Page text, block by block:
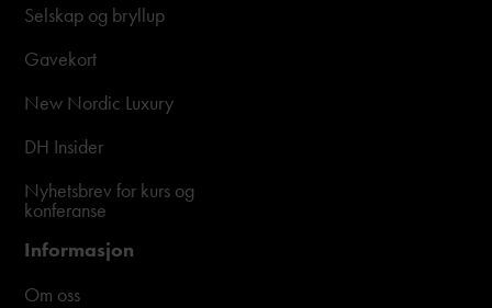
Selskap og bryllup
Gavekort
New Nordic Luxury
DH Insider
Nyhetsbrev for kurs og
konferanse
Informasjon
Om oss